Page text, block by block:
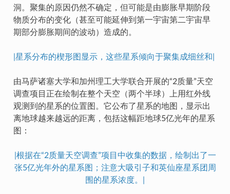
洞。聚集的原因仍然不确定，但可能是由膨胀早期阶段
物质分布的变化（甚至可能延伸到第一宇宙第二宇宙早
期部分膨胀期间的波动）造成的。
|星系分布的楔形图显示，这些星系倾向于聚集成细丝和|
由马萨诸塞大学和加州理工大学联合开展的“2质量”天空
调查项目正在绘制在整个天空（两个半球）上用红外线
观测到的星系的位置图。它公布了星系的地图，显示出
离地球越来越远的距离，包括这幅距地球5亿光年的星系
图：
|根据在“2质量天空调查”项目中收集的数据，绘制出了一
张5亿光年外的星系图；注意大吸引子和英仙座星系团周
围的星系浓度。|